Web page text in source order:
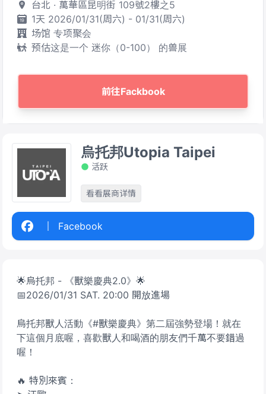
台北 · 萬華區昆明街 109號2樓之5
1天 2026/01/31(周六) - 01/31(周六)
场馆 专项聚会
预估这是一个 迷你（0-100） 的兽展
前往Fackbook
🌟烏托邦 - 《獸樂慶典2.0》🌟
📅2026/01/31 SAT. 20:00 開放進場
烏托邦獸人活動《#獸樂慶典》第二屆強勢登場！就在
下這個月底喔，喜歡獸人和喝酒的朋友們千萬不要錯過
喔！
🔥 特別來賓：
烏托邦Utopia Taipei
活跃
看看展商详情
Facebook